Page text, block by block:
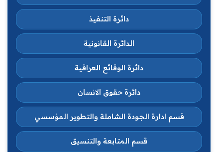
دائرة التنفيذ
الدائرة القانونية
دائرة الوقائع العراقية
دائرة حقوق الانسان
قسم ادارة الجودة الشاملة والتطوير المؤسسي
قسم المتابعة والتنسيق